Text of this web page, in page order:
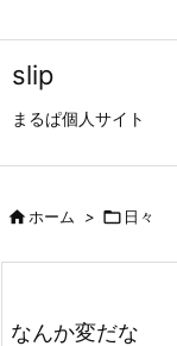
slip
まるぱ個人サイト
ホーム >  日々
なんか変だな